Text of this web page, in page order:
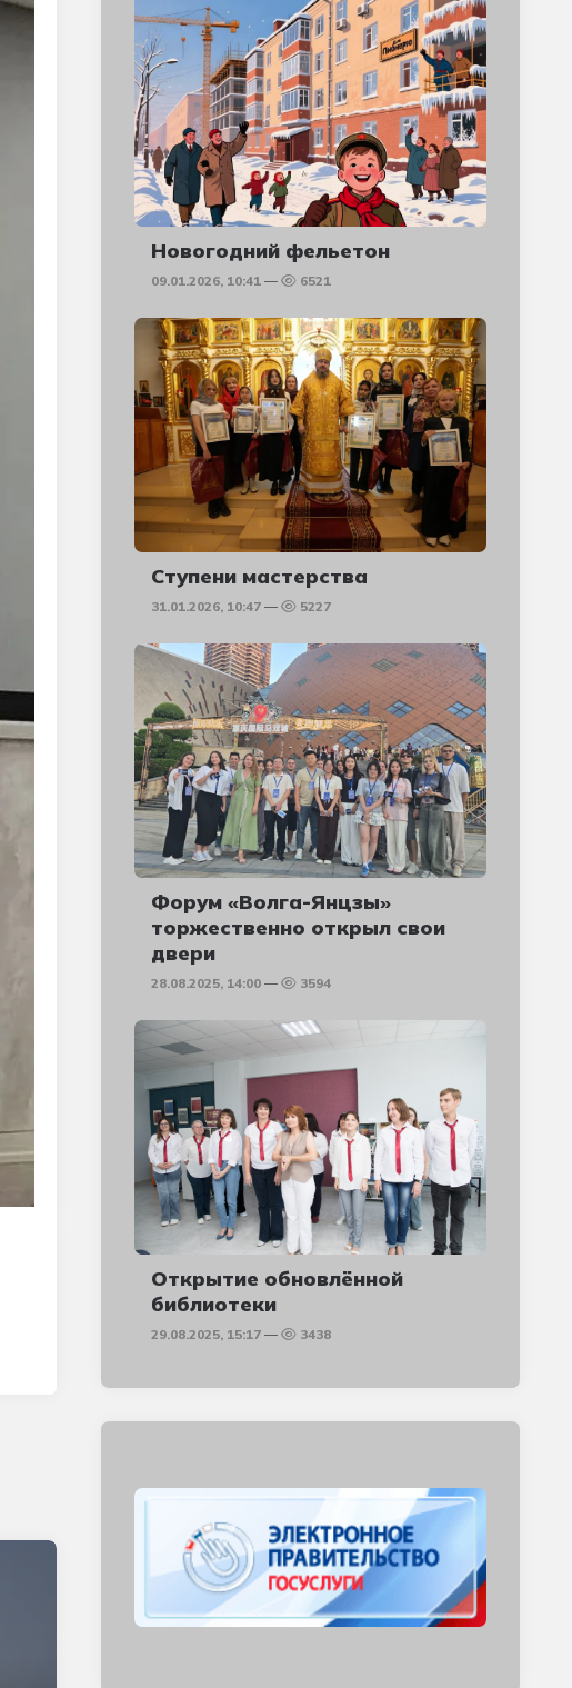
Новогодний фельетон
09.01.2026, 10:41 6521
Ступени мастерства
31.01.2026, 10:47 5227
Форум «Волга-Янцзы»
торжественно открыл свои
двери
28.08.2025, 14:00 3594
Открытие обновлённой
библиотеки
29.08.2025, 15:17 3438